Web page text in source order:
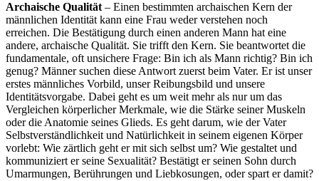
Archaische Qualität – Einen bestimmten archaischen Kern der
männlichen Identität kann eine Frau weder verstehen noch
erreichen. Die Bestätigung durch einen anderen Mann hat eine
andere, archaische Qualität. Sie trifft den Kern. Sie beantwortet die
fundamentale, oft unsichere Frage: Bin ich als Mann richtig? Bin ich
genug? Männer suchen diese Antwort zuerst beim Vater. Er ist unser
erstes männliches Vorbild, unser Reibungsbild und unsere
Identitätsvorgabe. Dabei geht es um weit mehr als nur um das
Vergleichen körperlicher Merkmale, wie die Stärke seiner Muskeln
oder die Anatomie seines Glieds. Es geht darum, wie der Vater
Selbstverständlichkeit und Natürlichkeit in seinem eigenen Körper
vorlebt: Wie zärtlich geht er mit sich selbst um? Wie gestaltet und
kommuniziert er seine Sexualität? Bestätigt er seinen Sohn durch
Umarmungen, Berührungen und Liebkosungen, oder spart er damit?